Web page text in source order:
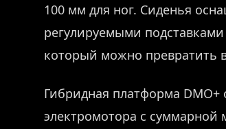
100 мм для ног. Сиденья
регулируемыми
который можно превратить
Гибридная платформа DMO+
электромотора с суммарной